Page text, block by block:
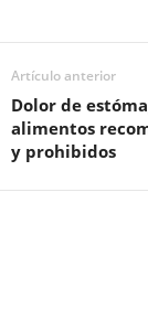
Artículo anterior
Dolor de
alimentos
y prohibidos